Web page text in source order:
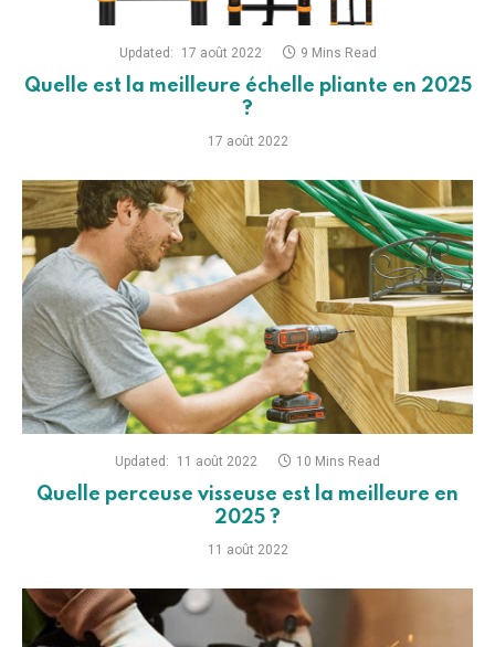
Updated: 17 août 2022 9 Mins Read
Quelle est la meilleure échelle pliante en 2025
?
17 août 2022
Updated: 11 août 2022 10 Mins Read
Quelle perceuse visseuse est la meilleure en
2025 ?
11 août 2022